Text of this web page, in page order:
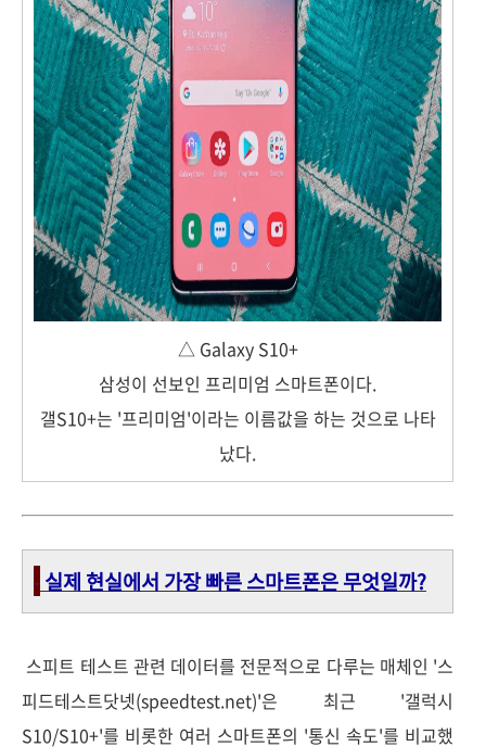
△ Galaxy S10+
삼성이 선보인 프리미엄 스마트폰이다.
갤S10+는 '프리미엄'이라는 이름값을 하는 것으로 나타
났다.
-실제 현실에서 가장 빠른 스마트폰은 무엇일까?
스피트 테스트 관련 데이터를 전문적으로 다루는 매체인 '스
피드테스트닷넷(speedtest.net)'은 최근 '갤럭시
S10/S10+'를 비롯한 여러 스마트폰의 '통신 속도'를 비교했